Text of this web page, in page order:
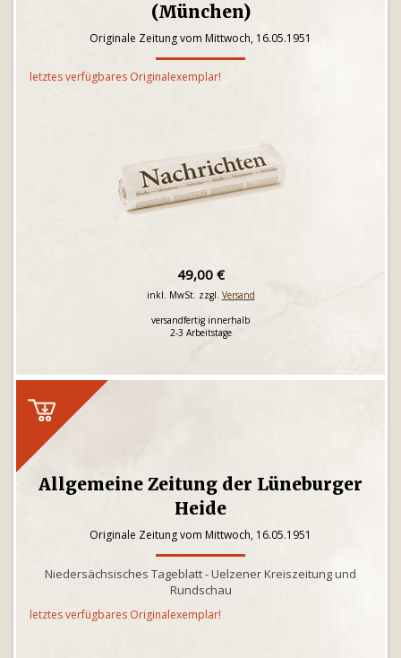
(München)
Originale Zeitung vom Mittwoch, 16.05.1951
letztes verfügbares Originalexemplar!
49,00 €
inkl. MwSt. zzgl. Versand
versandfertig innerhalb
2-3 Arbeitstage
Allgemeine Zeitung der Lüneburger
Heide
Originale Zeitung vom Mittwoch, 16.05.1951
Niedersächsisches Tageblatt - Uelzener Kreiszeitung und
Rundschau
letztes verfügbares Originalexemplar!